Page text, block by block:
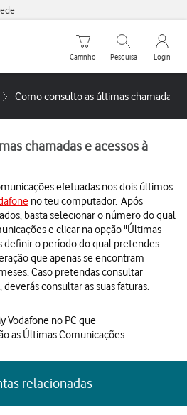
Carrinho de compras
Carrinho
Pesquisar
Pesquisa
My
Login
Como consulto as últimas chamadas e
chamadas e acessos à
efetuadas nos dois últimos
no teu computador. Após
basta selecionar o número do qual
e clicar na opção "Últimas
definir o período do qual pretendes
que apenas se encontram
Caso pretendas consultar
consultar as suas faturas.
relacionadas